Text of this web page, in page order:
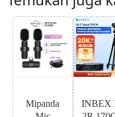
Mipanda
INBEX